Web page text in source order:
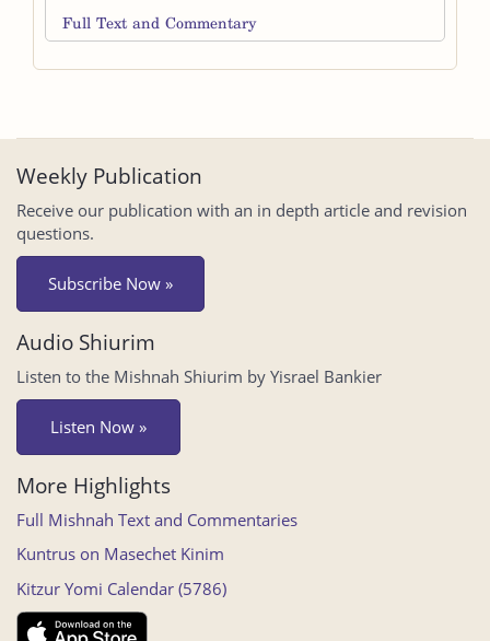
Full Text and Commentary
Weekly Publication
Receive our publication with an in depth article and revision
questions.
Subscribe Now »
Audio Shiurim
Listen to the Mishnah Shiurim by Yisrael Bankier
Listen Now »
More Highlights
Full Mishnah Text and Commentaries
Kuntrus on Masechet Kinim
Kitzur Yomi Calendar (5786)